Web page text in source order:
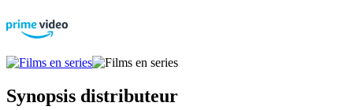
Synopsis distributeur